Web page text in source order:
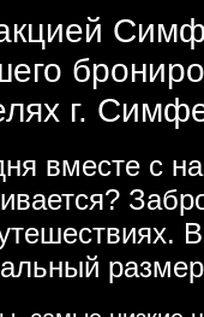
г.
вместе с